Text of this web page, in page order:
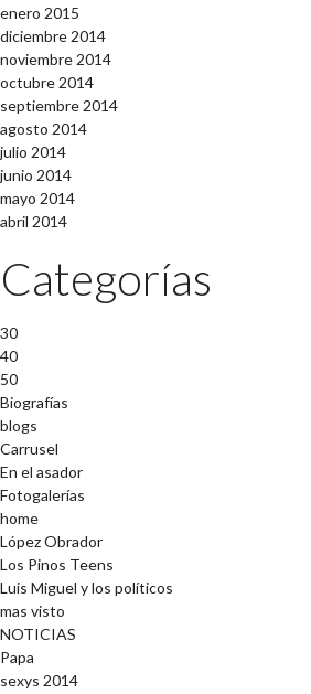
enero 2015
diciembre 2014
noviembre 2014
octubre 2014
septiembre 2014
agosto 2014
julio 2014
junio 2014
mayo 2014
abril 2014
Categorías
30
40
50
Biografías
blogs
Carrusel
En el asador
Fotogalerías
home
López Obrador
Los Pinos Teens
Luis Miguel y los políticos
mas visto
NOTICIAS
Papa
sexys 2014